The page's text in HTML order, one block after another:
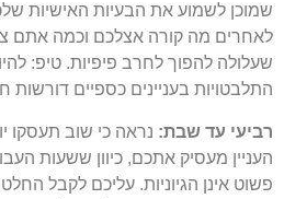
שמוכן לשמוע את הבעיות האישיות
לאחרים מה קורה אצלכם וכמה אתם
שעלולה להפוך לחרב פיפיות. טיפ:
התלבטויות בעניינים כספיים
רביעי עד שבת: נראה כי שוב תעסקו
העניין מעסיק אתכם, כיוון ששעות
פשוט אינן הגיוניות. עליכם לקבל